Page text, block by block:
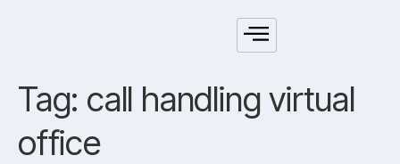
Tag: call handling virtual
office